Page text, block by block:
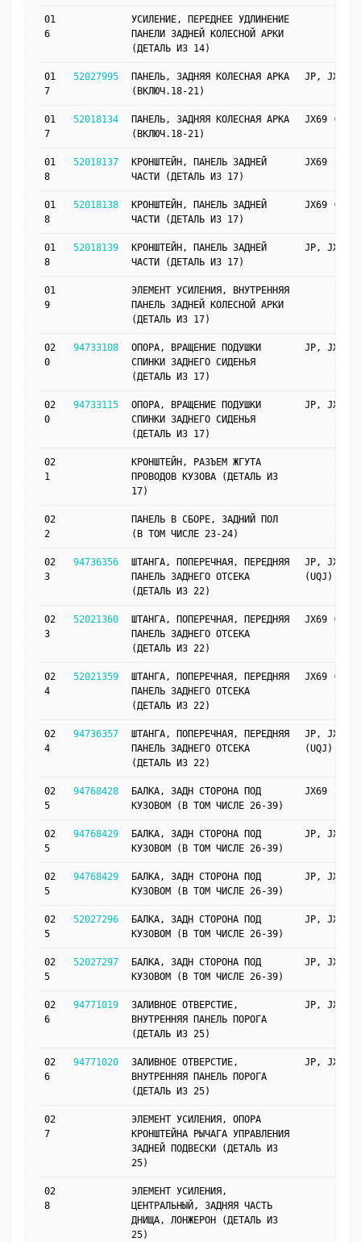
01
6
УСИЛЕНИЕ, ПЕРЕДНЕЕ УДЛИНЕНИЕ
ПАНЕЛИ ЗАДНЕЙ КОЛЕСНОЙ АРКИ
(ДЕТАЛЬ ИЗ 14)
01
7
52027995
ПАНЕЛЬ, ЗАДНЯЯ КОЛЕСНАЯ АРКА
(ВКЛЮЧ.18-21)
JP, JX69
01
7
52018134
ПАНЕЛЬ, ЗАДНЯЯ КОЛЕСНАЯ АРКА
(ВКЛЮЧ.18-21)
JX69 (UKN)
01
8
52018137
КРОНШТЕЙН, ПАНЕЛЬ ЗАДНЕЙ
ЧАСТИ (ДЕТАЛЬ ИЗ 17)
JX69
01
8
52018138
КРОНШТЕЙН, ПАНЕЛЬ ЗАДНЕЙ
ЧАСТИ (ДЕТАЛЬ ИЗ 17)
JX69 (UKN)
01
8
52018139
КРОНШТЕЙН, ПАНЕЛЬ ЗАДНЕЙ
ЧАСТИ (ДЕТАЛЬ ИЗ 17)
JP, JX69
01
9
ЭЛЕМЕНТ УСИЛЕНИЯ, ВНУТРЕННЯЯ
ПАНЕЛЬ ЗАДНЕЙ КОЛЕСНОЙ АРКИ
(ДЕТАЛЬ ИЗ 17)
02
0
94733108
ОПОРА, ВРАЩЕНИЕ ПОДУШКИ
СПИНКИ ЗАДНЕГО СИДЕНЬЯ
(ДЕТАЛЬ ИЗ 17)
JP, JX69
02
0
94733115
ОПОРА, ВРАЩЕНИЕ ПОДУШКИ
СПИНКИ ЗАДНЕГО СИДЕНЬЯ
(ДЕТАЛЬ ИЗ 17)
JP, JX69
02
1
КРОНШТЕЙН, РАЗЪЕМ ЖГУТА
ПРОВОДОВ КУЗОВА (ДЕТАЛЬ ИЗ
17)
02
2
ПАНЕЛЬ В СБОРЕ, ЗАДНИЙ ПОЛ
(В ТОМ ЧИСЛЕ 23-24)
02
3
94736356
ШТАНГА, ПОПЕРЕЧНАЯ, ПЕРЕДНЯЯ
ПАНЕЛЬ ЗАДНЕГО ОТСЕКА
(ДЕТАЛЬ ИЗ 22)
JP, JX69
(UQJ)
02
3
52021360
ШТАНГА, ПОПЕРЕЧНАЯ, ПЕРЕДНЯЯ
ПАНЕЛЬ ЗАДНЕГО ОТСЕКА
(ДЕТАЛЬ ИЗ 22)
JX69 (UKN)
02
4
52021359
ШТАНГА, ПОПЕРЕЧНАЯ, ПЕРЕДНЯЯ
ПАНЕЛЬ ЗАДНЕГО ОТСЕКА
(ДЕТАЛЬ ИЗ 22)
JX69 (UKN)
02
4
94736357
ШТАНГА, ПОПЕРЕЧНАЯ, ПЕРЕДНЯЯ
ПАНЕЛЬ ЗАДНЕГО ОТСЕКА
(ДЕТАЛЬ ИЗ 22)
JP, JX69
(UQJ)
02
5
94768428
БАЛКА, ЗАДН СТОРОНА ПОД
КУЗОВОМ (В ТОМ ЧИСЛЕ 26-39)
JX69
02
5
94768429
БАЛКА, ЗАДН СТОРОНА ПОД
КУЗОВОМ (В ТОМ ЧИСЛЕ 26-39)
JP, JX69
02
5
94768429
БАЛКА, ЗАДН СТОРОНА ПОД
КУЗОВОМ (В ТОМ ЧИСЛЕ 26-39)
JP, JX69
02
5
52027296
БАЛКА, ЗАДН СТОРОНА ПОД
КУЗОВОМ (В ТОМ ЧИСЛЕ 26-39)
JP, JX69
02
5
52027297
БАЛКА, ЗАДН СТОРОНА ПОД
КУЗОВОМ (В ТОМ ЧИСЛЕ 26-39)
JP, JX69
02
6
94771019
ЗАЛИВНОЕ ОТВЕРСТИЕ,
ВНУТРЕННЯЯ ПАНЕЛЬ ПОРОГА
(ДЕТАЛЬ ИЗ 25)
JP, JX69
02
6
94771020
ЗАЛИВНОЕ ОТВЕРСТИЕ,
ВНУТРЕННЯЯ ПАНЕЛЬ ПОРОГА
(ДЕТАЛЬ ИЗ 25)
JP, JX69
02
7
ЭЛЕМЕНТ УСИЛЕНИЯ, ОПОРА
КРОНШТЕЙНА РЫЧАГА УПРАВЛЕНИЯ
ЗАДНЕЙ ПОДВЕСКИ (ДЕТАЛЬ ИЗ
25)
02
8
ЭЛЕМЕНТ УСИЛЕНИЯ,
ЦЕНТРАЛЬНЫЙ, ЗАДНЯЯ ЧАСТЬ
ДНИЩА, ЛОНЖЕРОН (ДЕТАЛЬ ИЗ
25)